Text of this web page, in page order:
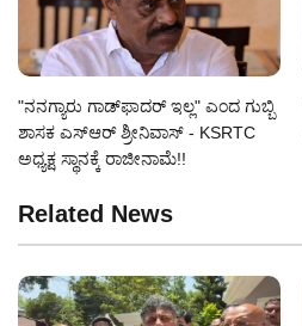
"ನನಗ್ಯಾರು ಗಾಡ್‌ಫಾದರ್ ಇಲ್ಲ" ಎಂದ ಗುಬ್ಬಿ
ಶಾಸಕ ಎಸ್‌ಆರ್‌ ಶ್ರೀನಿವಾಸ್‌ - KSRTC
ಅಧ್ಯಕ್ಷ ಸ್ಥಾನಕ್ಕೆ ರಾಜೀನಾಮೆ!!
Related News